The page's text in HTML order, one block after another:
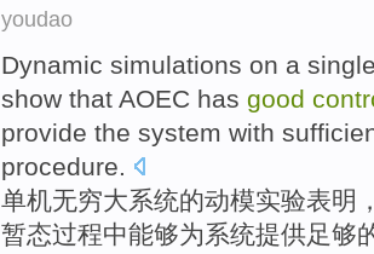
youdao
Dynamic simulations on a
show that AOEC has good
provide the system with
procedure
单机无穷大系统的动模实验表明
暂态过程中能够为系统提供足够